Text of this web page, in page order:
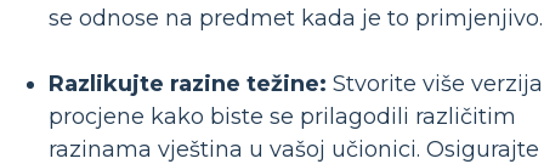
se odnose na predmet kada je to primjenjivo.
Razlikujte razine težine: Stvorite više verzija
procjene kako biste se prilagodili različitim
razinama vještina u vašoj učionici. Osigurajte